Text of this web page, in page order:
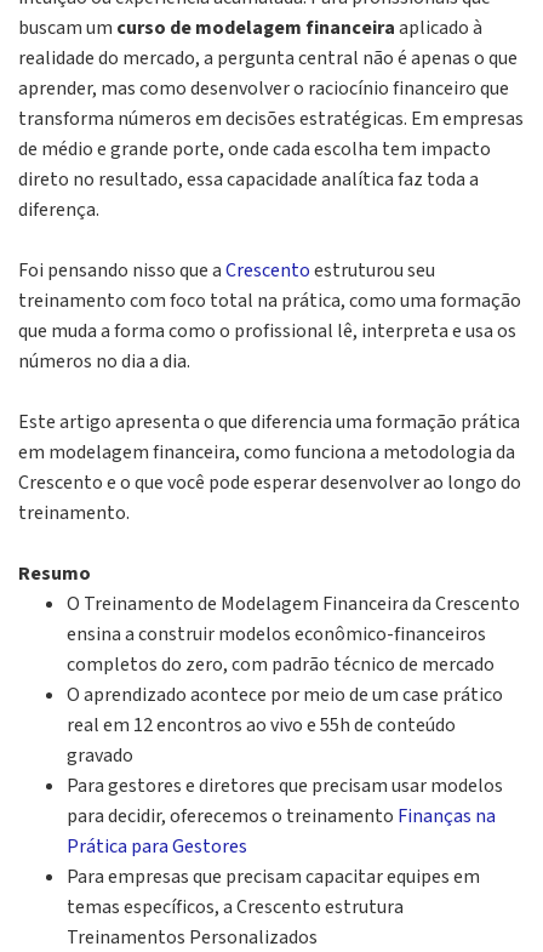
buscam um curso de modelagem financeiraaplicado à
realidade do mercado, a pergunta central não é apenas o que
aprender, mas como desenvolver o raciocínio financeiro que
transforma números em decisões estratégicas. Em empresas
de médio e grande porte, onde cada escolha tem impacto
direto no resultado, essa capacidade analítica faz toda a
diferença.
Foi pensando nisso que aCrescentoestruturou seu
treinamento com foco total na prática, como uma formação
que muda a forma como o profissional lê, interpreta e usa os
números no dia a dia.
Este artigo apresenta o que diferencia uma formação prática
em modelagem financeira, como funciona a metodologia da
Crescento e o que você pode esperar desenvolver ao longo do
treinamento.
Resumo
O Treinamento de Modelagem Financeira da Crescento
ensina a construir modelos econômico-financeiros
completos do zero, com padrão técnico de mercado
O aprendizado acontece por meio de um case prático
real em 12 encontros ao vivo e 55h de conteúdo
gravado
Para gestores e diretores que precisam usar modelos
para decidir, oferecemos o treinamento Finanças na
Prática para Gestores
Para empresas que precisam capacitar equipes em
temas específicos, a Crescento estrutura
Treinamentos Personalizados